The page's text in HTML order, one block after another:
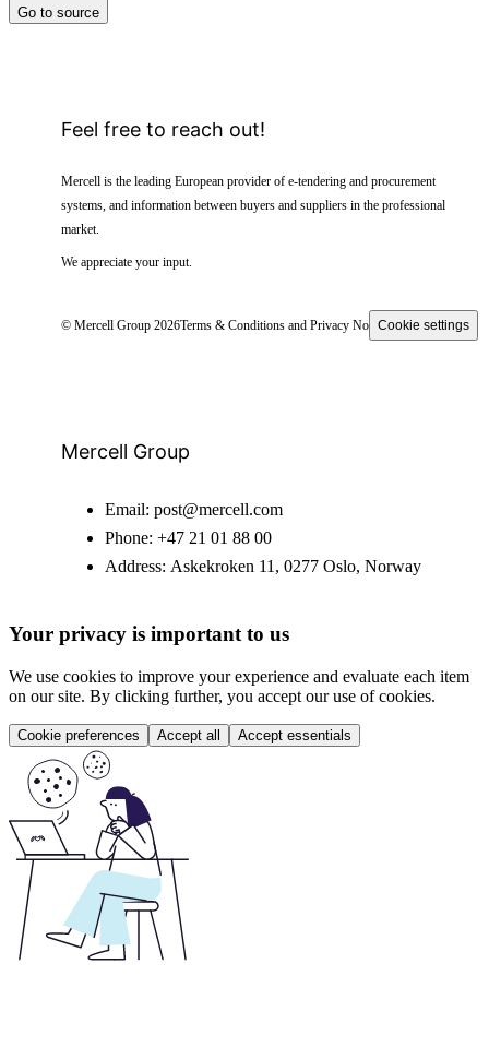
Go to source
Feel free to reach out!
Mercell is the leading European provider of e-tendering and procurement
systems, and information between buyers and suppliers in the professional
market.
We appreciate your input.
© Mercell Group 2026Terms & Conditions and Privacy NoticeCookie settings
Mercell Group
Email: post@mercell.com
Phone: +47 21 01 88 00
Address: Askekroken 11, 0277 Oslo, Norway
Your privacy is important to us
We use cookies to improve your experience and evaluate each item
on our site. By clicking further, you accept our use of cookies.
Cookie preferences Accept all Accept essentials